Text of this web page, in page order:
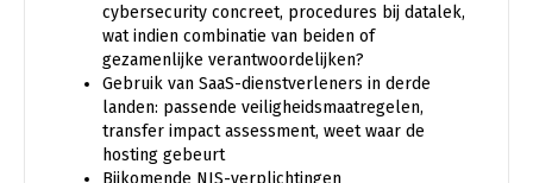
cybersecurity concreet, procedures bij datalek,
wat indien combinatie van beiden of
gezamenlijke verantwoordelijken?
Gebruik van SaaS-dienstverleners in derde
landen: passende veiligheidsmaatregelen,
transfer impact assessment, weet waar de
hosting gebeurt
Bijkomende NIS-verplichtingen